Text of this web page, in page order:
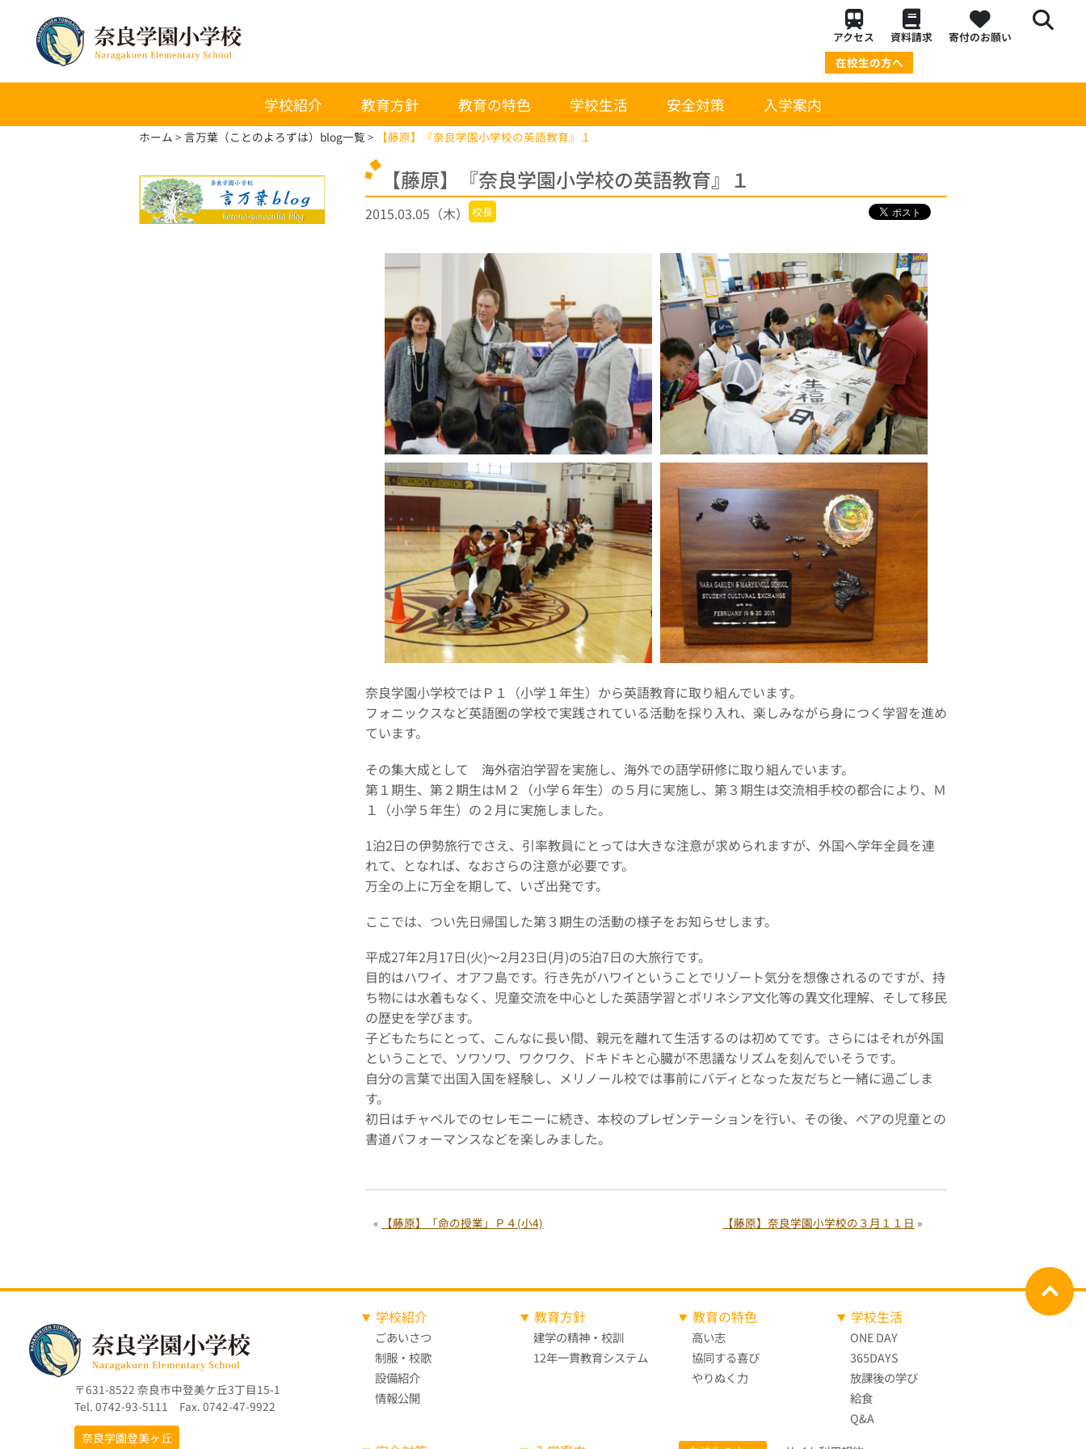
アクセス 資料請求 寄付のお願い
在校生の方へ
学校紹介 教育方針 教育の特色 学校生活 安全対策 入学案内
ホーム 言万葉（ことのよろずは）blog一覧 【藤原】『奈良学園小学校の英語教育』１
【藤原】『奈良学園小学校の英語教育』１
2015.03.05（木） 校長
奈良学園小学校ではＰ１（小学１年生）から英語教育に取り組んでいます。
フォニックスなど英語圏の学校で実践されている活動を採り入れ、楽しみながら身につく学習を進め
ています。
その集大成として 海外宿泊学習を実施し、海外での語学研修に取り組んでいます。
第１期生、第２期生はＭ２（小学６年生）の５月に実施し、第３期生は交流相手校の都合により、Ｍ
１（小学５年生）の２月に実施しました。
1泊2日の伊勢旅行でさえ、引率教員にとっては大きな注意が求められますが、外国へ学年全員を連
れて、となれば、なおさらの注意が必要です。
万全の上に万全を期して、いざ出発です。
ここでは、つい先日帰国した第３期生の活動の様子をお知らせします。
平成27年2月17日(火)～2月23日(月)の5泊7日の大旅行です。
目的はハワイ、オアフ島です。行き先がハワイということでリゾート気分を想像されるのですが、持
ち物には水着もなく、児童交流を中心とした英語学習とポリネシア文化等の異文化理解、そして移民
の歴史を学びます。
子どもたちにとって、こんなに長い間、親元を離れて生活するのは初めてです。さらにはそれが外国
ということで、ソワソワ、ワクワク、ドキドキと心臓が不思議なリズムを刻んでいそうです。
自分の言葉で出国入国を経験し、メリノール校では事前にバディとなった友だちと一緒に過ごしま
す。
初日はチャペルでのセレモニーに続き、本校のプレゼンテーションを行い、その後、ペアの児童との
書道パフォーマンスなどを楽しみました。
« 【藤原】「命の授業」Ｐ４(小4) 【藤原】奈良学園小学校の３月１１日 »
〒631-8522 奈良市中登美ケ丘3丁目15-1
Tel. 0742-93-5111 Fax. 0742-47-9922
奈良学園登美ヶ丘
学校紹介
ごあいさつ
制服・校歌
設備紹介
情報公開
教育方針
建学の精神・校訓
12年一貫教育システム
教育の特色
高い志
協同する喜び
やりぬく力
学校生活
ONE DAY
365DAYS
放課後の学び
給食
Q&A